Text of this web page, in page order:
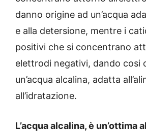
danno origine ad un’acqua
e alla detersione, mentre i
positivi che si concentrano
elettrodi negativi, dando cosi
un’acqua alcalina, adatta
all’idratazione.
L’acqua alcalina, è un’ottima